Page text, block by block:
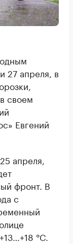
27 апреля, в
своем
Евгений
апреля,
фронт. В
с
°C.